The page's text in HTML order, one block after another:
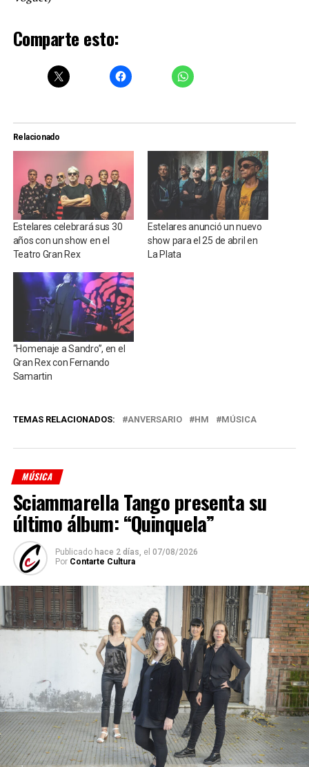
Comparte esto:
Relacionado
Estelares celebrará sus 30
años con un show en el
Teatro Gran Rex
Estelares anunció un nuevo
show para el 25 de abril en
La Plata
“Homenaje a Sandro”, en el
Gran Rex con Fernando
Samartin
TEMAS RELACIONADOS: ANVERSARIO HM MÚSICA
MÚSICA
Sciammarella Tango presenta su
último álbum: “Quinquela”
Publicado hace 2 días, el 07/08/2026
Por Contarte Cultura